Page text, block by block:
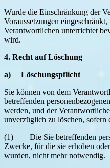
Wurde die Einschränkung der
Voraussetzungen
Verantwortlichen unterrichtet
wird.
4. Recht auf Löschung
a) Löschungspflicht
Sie können von dem
betreffenden
werden, und der
unverzüglich zu löschen,
(1) Die Sie betreffenden
Zwecke, für die sie erhoben
wurden, nicht mehr notwendig.